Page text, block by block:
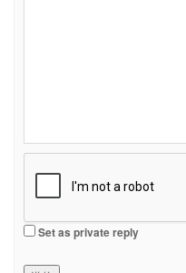
Set as private reply